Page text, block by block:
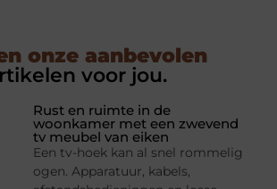
onze aanbevolen
voor jou.
Rust en ruimte in de
woonkamer met een zwevend
tv meubel van eiken
Een tv-hoek kan al snel rommelig
ogen. Apparatuur, kabels,